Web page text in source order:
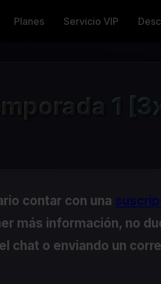
Planes Servicio VIP
1
contar con una
más información, no
chat o enviando un